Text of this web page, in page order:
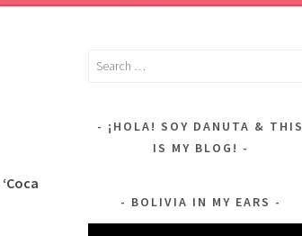
‘Coca
Search
¡HOLA! SOY DANUTA & THIS
IS MY BLOG!
BOLIVIA IN MY EARS